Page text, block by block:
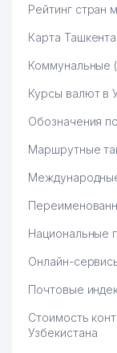
Рейтинг стран
Карта Ташкента
Коммунальные
Курсы валют в
Обозначения
Маршрутные
Национальные
Онлайн-
Почтовые
Стоимость
Узбекистана